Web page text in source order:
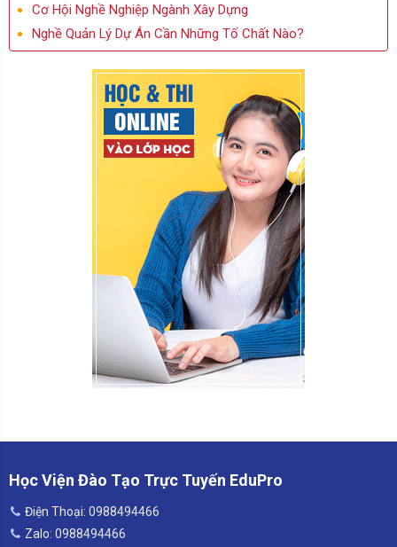
Cơ Hội Nghề Nghiệp Ngành Xây Dựng
Nghề Quản Lý Dự Án Cần Những Tố Chất Nào?
Học Viện Đào Tạo Trực Tuyến EduPro
Điện Thoại: 0988494466
Zalo: 0988494466